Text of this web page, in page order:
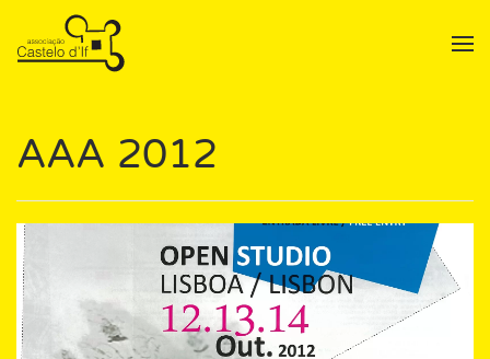
Skip to main content
AAA 2012